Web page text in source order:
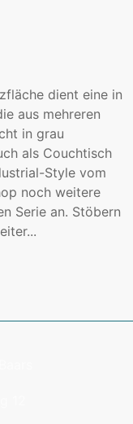
dient eine in
aus mehreren
in grau
als Couchtisch
Style vom
noch weitere
Serie an. Stöbern